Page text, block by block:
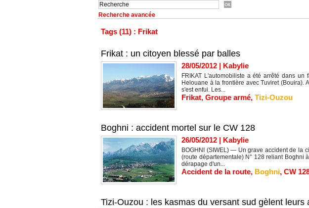
Recherche avancée
Tags (11) : Frikat
Frikat : un citoyen blessé par balles
28/05/2012 | Kabylie
FRIKAT L'automobiliste a été arrêté dans
Helouane à la frontière avec Tuviret (Bouira).
s'est enfui. Les...
Frikat, Groupe armé, Tizi-Ouzou
Boghni : accident mortel sur le CW 128
26/05/2012 | Kabylie
BOGHNI (SIWEL) — Un grave accident de la
(route départementale) N° 128 reliant Boghni
dérapage d'un...
Accident de la route, Boghni, CW
Tizi-Ouzou : les kasmas du versant sud gèlent leurs